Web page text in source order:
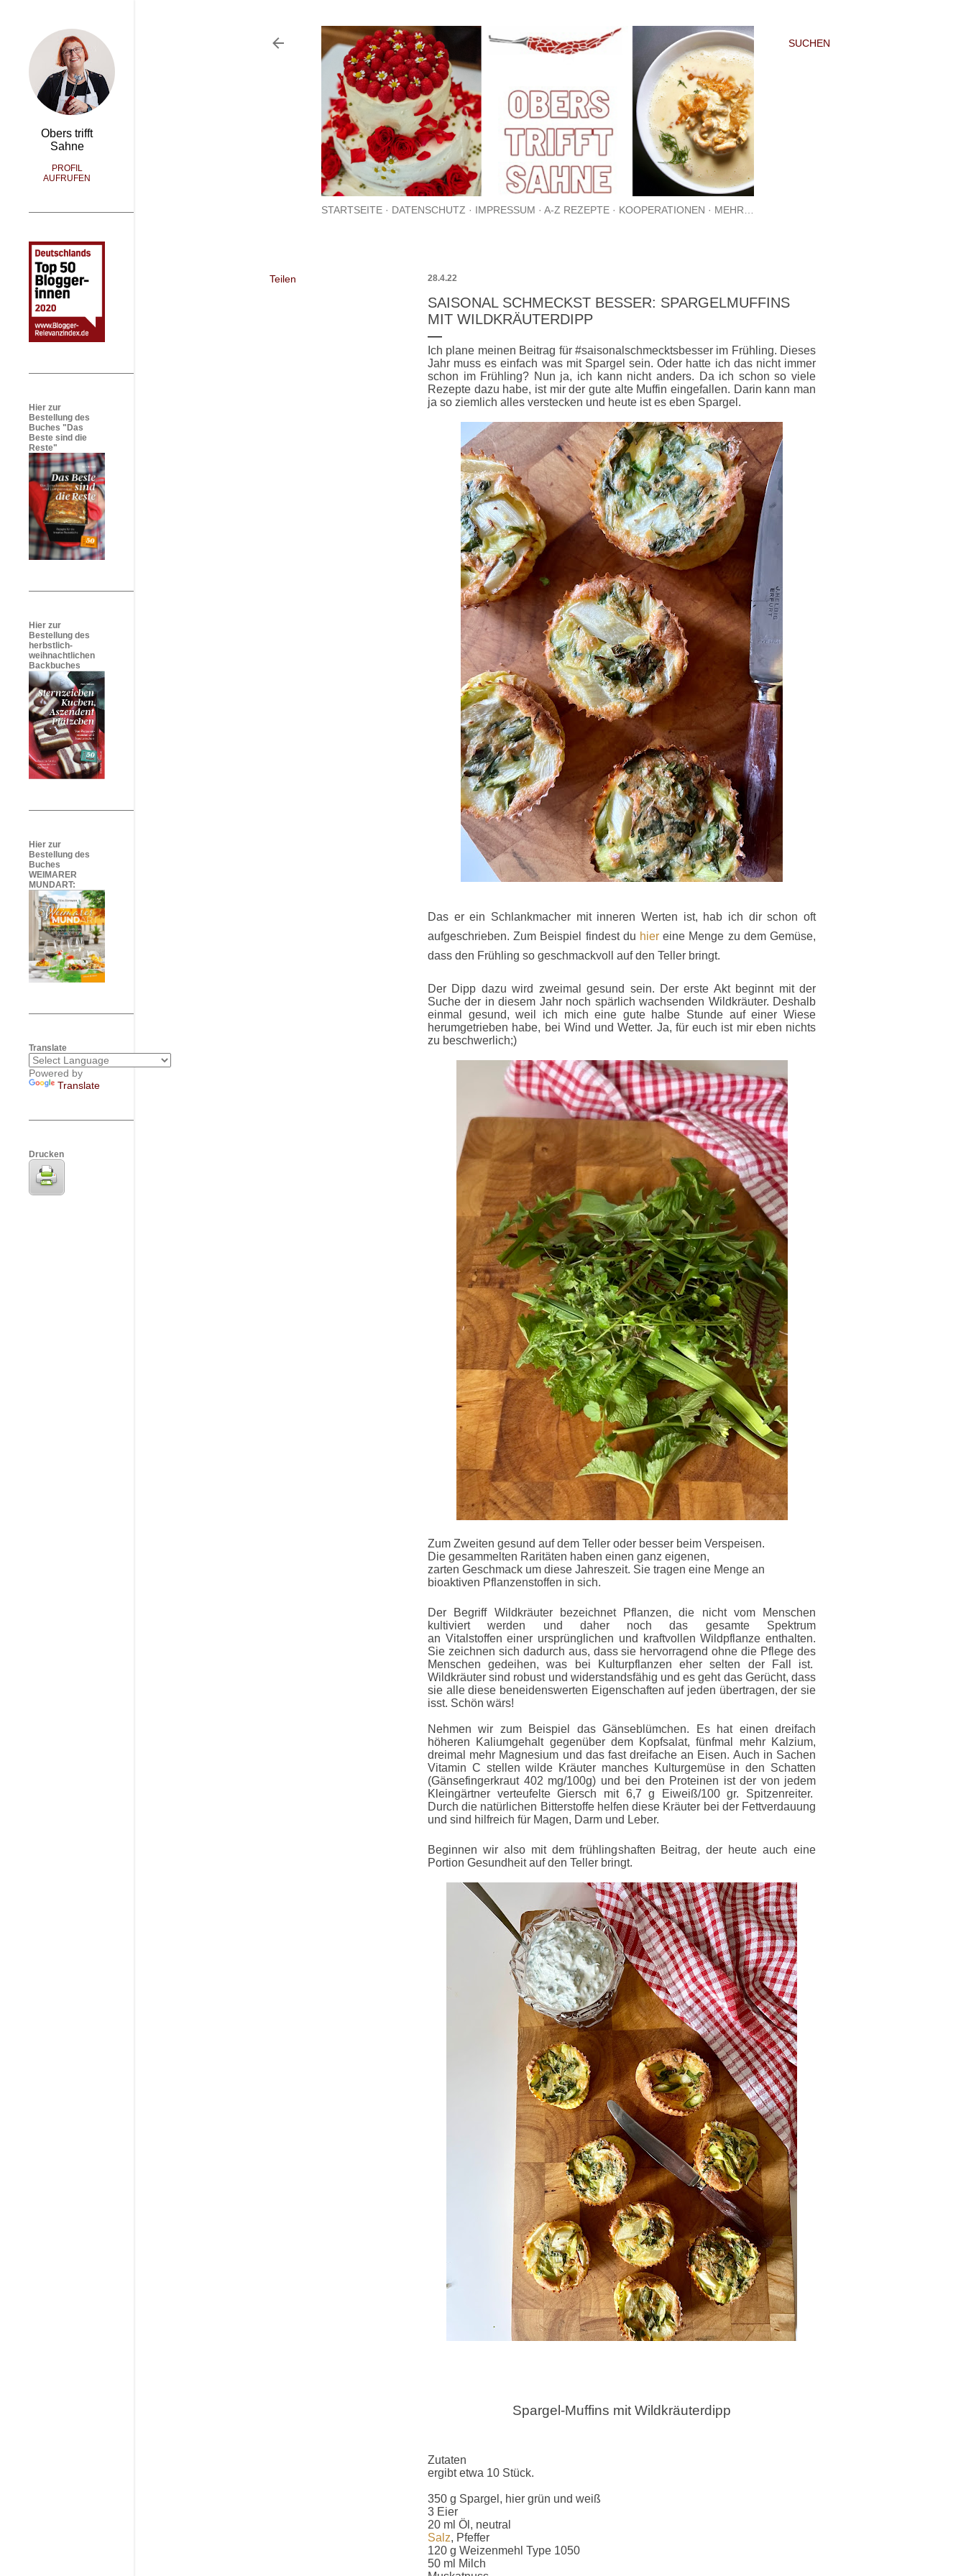
SUCHEN
STARTSEITE DATENSCHUTZ IMPRESSUM A-Z REZEPTE KOOPERATIONEN MEHR…
Teilen 28.4.22
SAISONAL SCHMECKST BESSER: SPARGELMUFFINS
MIT WILDKRÄUTERDIPP
Ich plane meinen Beitrag für #saisonalschmecktsbesser im Frühling. Dieses
Jahr muss es einfach was mit Spargel sein. Oder hatte ich das nicht immer
schon im Frühling? Nun ja, ich kann nicht anders. Da ich schon so viele
Rezepte dazu habe, ist mir der gute alte Muffin eingefallen. Darin kann man
ja so ziemlich alles verstecken und heute ist es eben Spargel.
Das er ein Schlankmacher mit inneren Werten ist, hab ich dir schon oft
aufgeschrieben. Zum Beispiel findest du hiereine Menge zu dem Gemüse,
dass den Frühling so geschmackvoll auf den Teller bringt.
Der Dipp dazu wird zweimal gesund sein. Der erste Akt beginnt mit der
Suche der in diesem Jahr noch spärlich wachsenden Wildkräuter. Deshalb
einmal gesund, weil ich mich eine gute halbe Stunde auf einer Wiese
herumgetrieben habe, bei Wind und Wetter. Ja, für euch ist mir eben nichts
zu beschwerlich;)
Zum Zweiten gesund auf dem Teller oder besser beim Verspeisen.
Die gesammelten Raritäten haben einen ganz eigenen,
zarten Geschmack um diese Jahreszeit. Sie tragen eine Menge an
bioaktiven Pflanzenstoffen in sich.
Der Begriff Wildkräuter bezeichnet Pflanzen, die nicht vom Menschen
kultiviert werden und daher noch das gesamte Spektrum
an Vitalstoffen einer ursprünglichen und kraftvollen Wildpflanze enthalten.
Sie zeichnen sich dadurch aus, dass sie hervorragend ohne die Pflege des
Menschen gedeihen, was bei Kulturpflanzen eher selten der Fall ist.
Wildkräuter sind robust und widerstandsfähig und es geht das Gerücht, dass
sie alle diese beneidenswerten Eigenschaften auf jeden übertragen, der sie
isst. Schön wärs!
Nehmen wir zum Beispiel das Gänseblümchen. Es hat einen dreifach
höheren Kaliumgehalt gegenüber dem Kopfsalat, fünfmal mehr Kalzium,
dreimal mehr Magnesium und das fast dreifache an Eisen. Auch in Sachen
Vitamin C stellen wilde Kräuter manches Kulturgemüse in den Schatten
(Gänsefingerkraut 402 mg/100g) und bei den Proteinen ist der von jedem
Kleingärtner verteufelte Giersch mit 6,7 g Eiweiß/100 gr. Spitzenreiter.
Durch die natürlichen Bitterstoffe helfen diese Kräuter bei der Fettverdauung
und sind hilfreich für Magen, Darm und Leber.
Beginnen wir also mit dem frühlingshaften Beitrag, der heute auch eine
Portion Gesundheit auf den Teller bringt.
Spargel-Muffins mit Wildkräuterdipp
Zutaten
ergibt etwa 10 Stück.
350 g Spargel, hier grün und weiß
3 Eier
20 ml Öl, neutral
Salz, Pfeffer
120 g Weizenmehl Type 1050
50 ml Milch
Obers trifft
Sahne
PROFIL
AUFRUFEN
Hier zur
Bestellung des
Buches "Das
Beste sind die
Reste"
Hier zur
Bestellung des
herbstlich-
weihnachtlichen
Backbuches
Hier zur
Bestellung des
Buches
WEIMARER
MUNDART:
Translate
Powered by
Translate
Drucken